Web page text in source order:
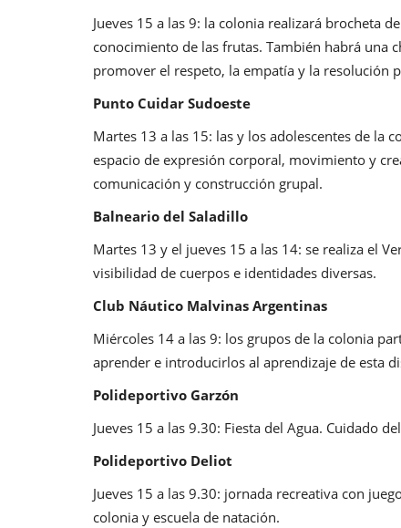
Jueves 15 a las 9: la colonia realizará brocheta
conocimiento de las frutas. También habrá una
promover el respeto, la empatía y la resolución
Punto Cuidar Sudoeste
Martes 13 a las 15: las y los adolescentes de la
espacio de expresión corporal, movimiento y
comunicación y construcción grupal.
Balneario del Saladillo
Martes 13 y el jueves 15 a las 14: se realiza el
visibilidad de cuerpos e identidades diversas.
Club Náutico Malvinas Argentinas
Miércoles 14 a las 9: los grupos de la colonia
aprender e introducirlos al aprendizaje de esta
Polideportivo Garzón
Jueves 15 a las 9.30: Fiesta del Agua. Cuidado
Polideportivo Deliot
Jueves 15 a las 9.30: jornada recreativa con
colonia y escuela de natación.